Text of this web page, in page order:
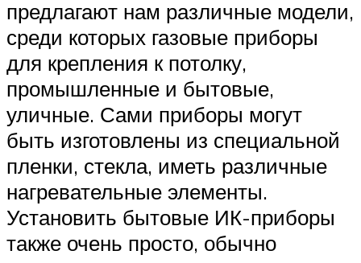
предлагают нам различные модели,
среди которых газовые приборы
для крепления к потолку,
промышленные и бытовые,
уличные. Сами приборы могут
быть изготовлены из специальной
пленки, стекла, иметь различные
нагревательные элементы.
Установить бытовые ИК-приборы
также очень просто, обычно